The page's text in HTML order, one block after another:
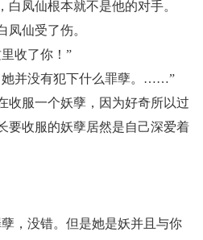
白凤仙根本就不是他的对手。
仙受了伤。
收了你！”
并没有犯下什么罪孽。……”
服一个妖孽，因为好奇所以过
要收服的妖孽居然是自己深爱着
没错。但是她是妖并且与你